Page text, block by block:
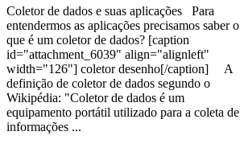
Coletor de dados e suas aplicações Para
entendermos as aplicações precisamos saber o
que é um coletor de dados? [caption
id="attachment_6039" align="alignleft"
width="126"] coletor desenho[/caption] A
definição de coletor de dados segundo o
Wikipédia: "Coletor de dados é um
equipamento portátil utilizado para a coleta de
informações ...